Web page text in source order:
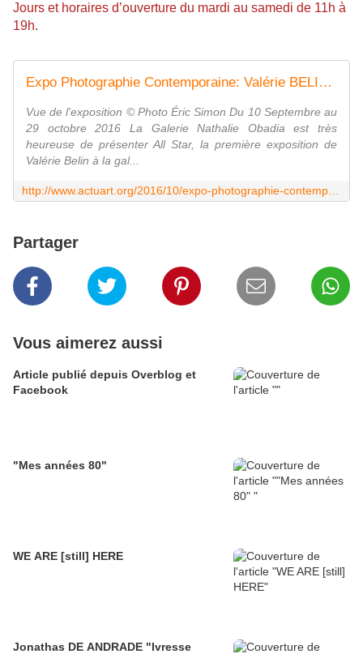
Jours et horaires d’ouverture du mardi au samedi de 11h à
19h.
Expo Photographie Contemporaine: Valérie BELIN "All Star" - ACTUART by Eric SIMON
Vue de l'exposition © Photo Éric Simon Du 10 Septembre au
29 octobre 2016 La Galerie Nathalie Obadia est très
heureuse de présenter All Star, la première exposition de
Valérie Belin à la gal...
Partager
Vous aimerez aussi
Article publié depuis Overblog et
Facebook
"Mes années 80"
WE ARE [still] HERE
Jonathas DE ANDRADE "Ivresse